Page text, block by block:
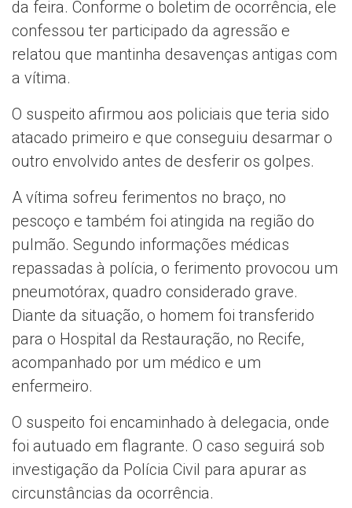
da feira. Conforme o boletim de ocorrência, ele
confessou ter participado da agressão e
relatou que mantinha desavenças antigas com
a vítima.
O suspeito afirmou aos policiais que teria sido
atacado primeiro e que conseguiu desarmar o
outro envolvido antes de desferir os golpes.
A vítima sofreu ferimentos no braço, no
pescoço e também foi atingida na região do
pulmão. Segundo informações médicas
repassadas à polícia, o ferimento provocou um
pneumotórax, quadro considerado grave.
Diante da situação, o homem foi transferido
para o Hospital da Restauração, no Recife,
acompanhado por um médico e um
enfermeiro.
O suspeito foi encaminhado à delegacia, onde
foi autuado em flagrante. O caso seguirá sob
investigação da Polícia Civil para apurar as
circunstâncias da ocorrência.